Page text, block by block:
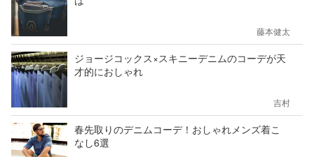
藤本健太
ジョージコックス×スキニーデニムのコーデが天
才的におしゃれ
吉村
春先取りのデニムコーデ！おしゃれメンズ着こ
なし6選